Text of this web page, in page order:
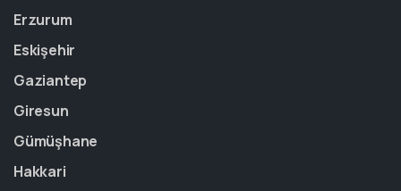
Erzurum
Eskişehir
Gaziantep
Giresun
Gümüşhane
Hakkari